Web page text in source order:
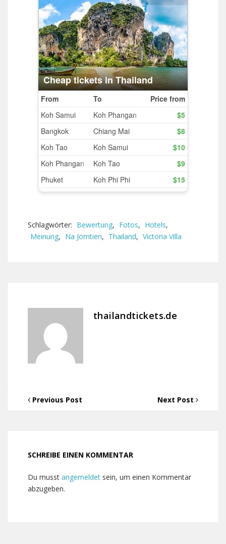
Schlagwörter: Bewertung, Fotos, Hotels,
Meinung, Na Jomtien, Thailand, Victoria Villa
thailandtickets.de
Previous Post Next Post
SCHREIBE EINEN KOMMENTAR
Du musst angemeldet sein, um einen Kommentar
abzugeben.